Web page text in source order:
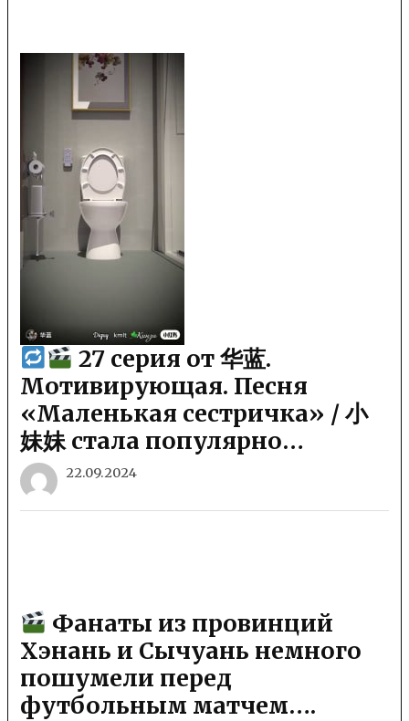
27 серия от 华蓝.
Мотивирующая. Песня
«Маленькая сестричка» / 小
妹妹 стала популярно…
22.09.2024
Фанаты из провинций
Хэнань и Сычуань немного
пошумели перед
футбольным матчем….